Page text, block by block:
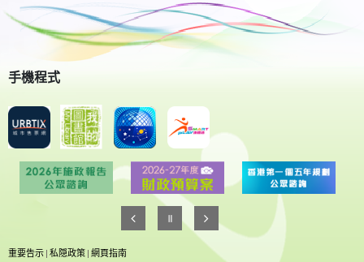
手機程式
重要告示 | 私隠政策 | 網頁指南